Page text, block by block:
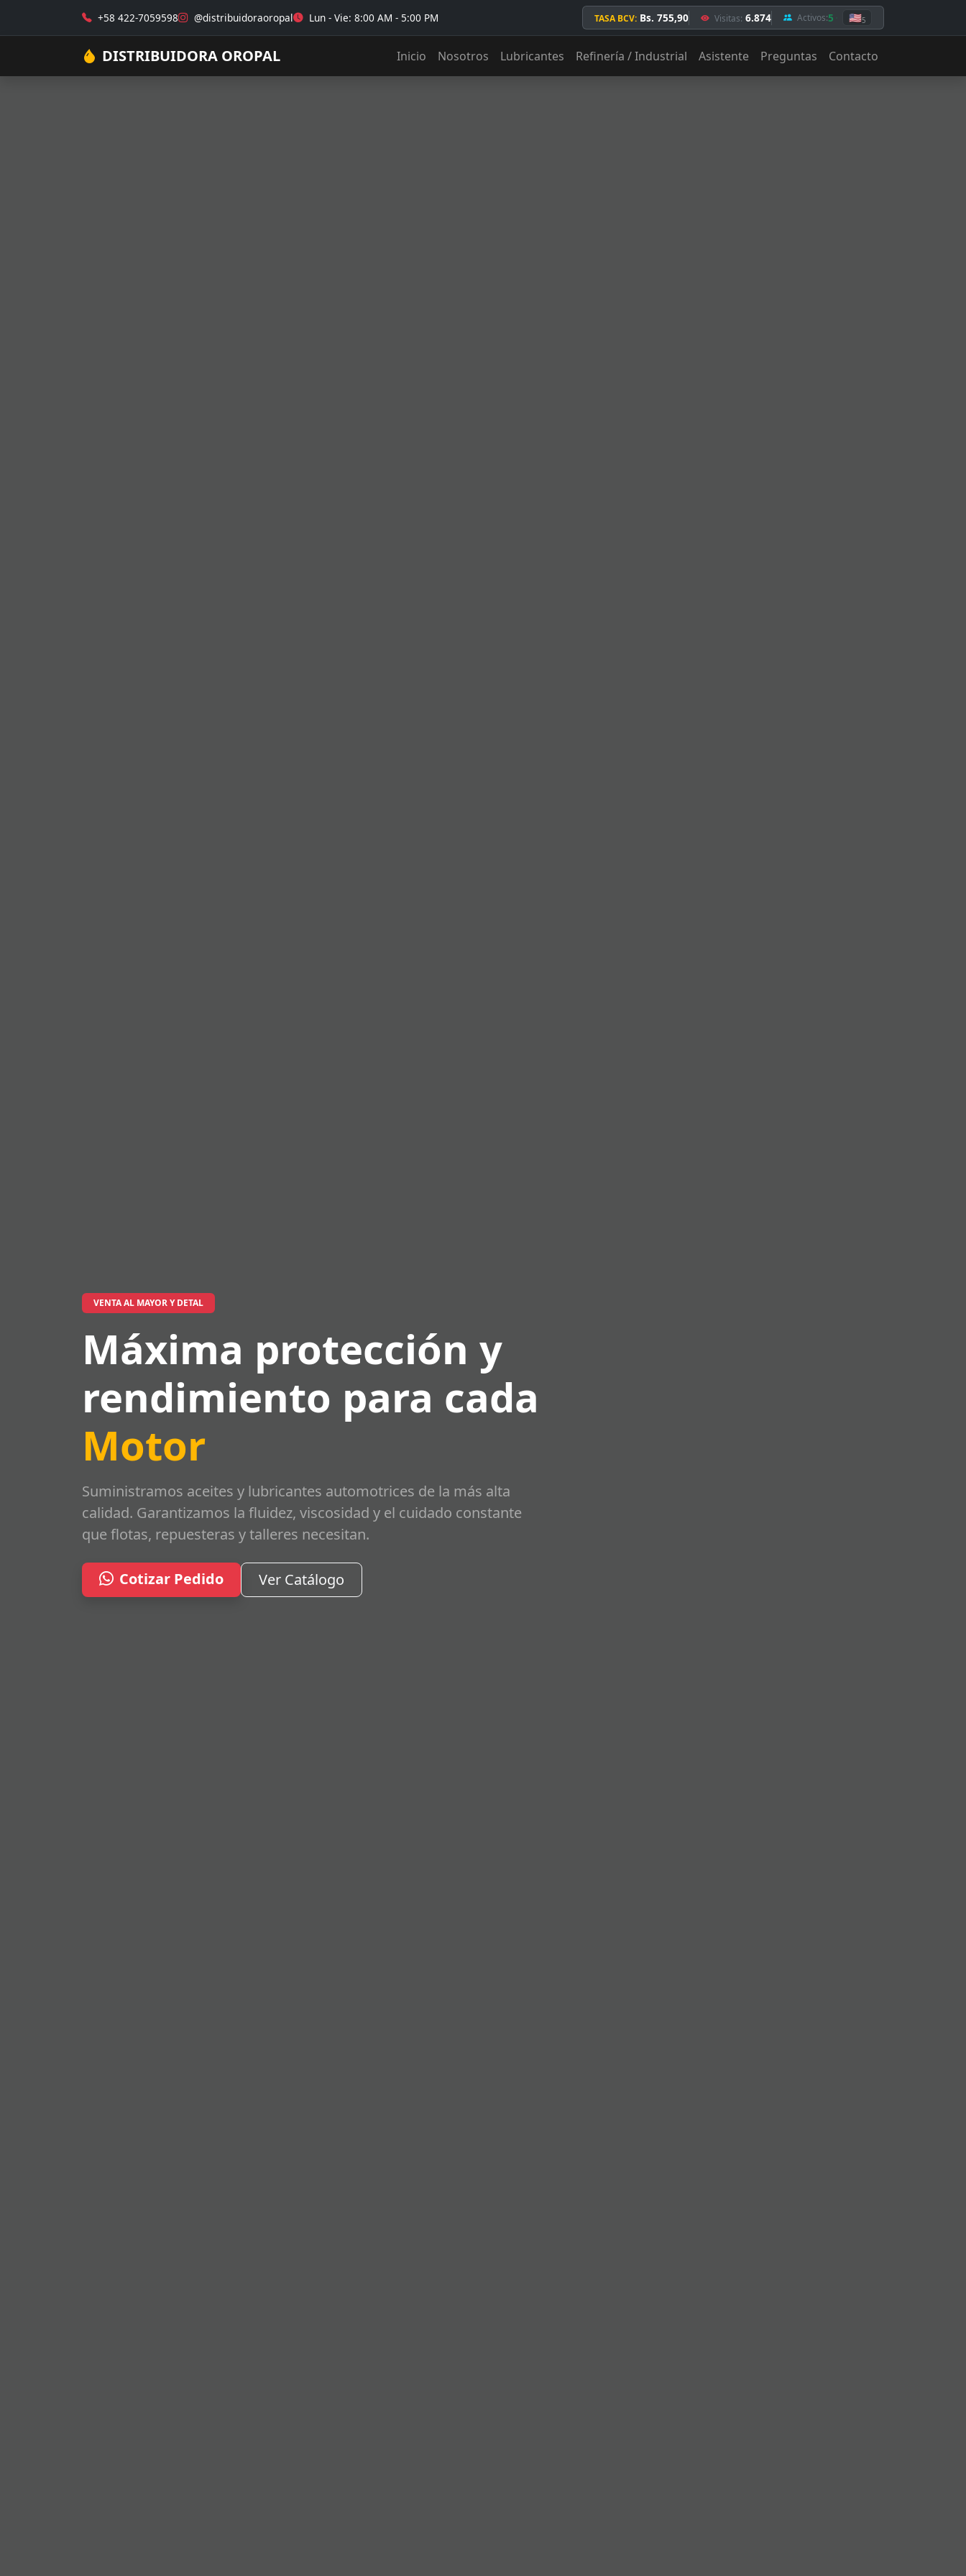
+58 422-7059598 @distribuidoraoropal Lun - Vie: 8:00 AM - 5:00 PM TASA BCV: Bs. 755,90 Visitas: 6.874 Activos:5 🇺🇸5
DISTRIBUIDORA OROPAL Inicio Nosotros Lubricantes Refinería / Industrial Asistente Preguntas Contacto
VENTA AL MAYOR Y DETAL
Máxima protección y
rendimiento para cada
Motor
Suministramos aceites y lubricantes automotrices de la más alta
calidad. Garantizamos la fluidez, viscosidad y el cuidado constante
que flotas, repuesteras y talleres necesitan.
Cotizar Pedido Ver Catálogo